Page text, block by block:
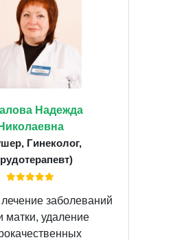
Надежда
Николаевна
Гинеколог,
заболеваний
матки, удаление